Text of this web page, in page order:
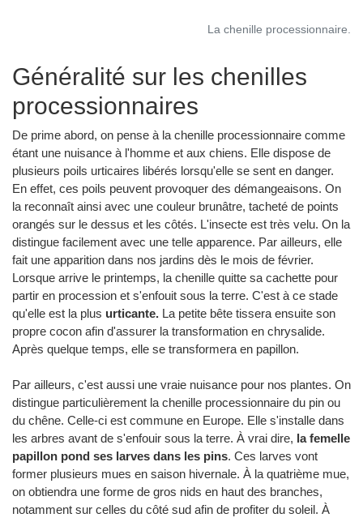
La chenille processionnaire.
Généralité sur les chenilles
processionnaires
De prime abord, on pense à la chenille processionnaire comme
étant une nuisance à l'homme et aux chiens. Elle dispose de
plusieurs poils urticaires libérés lorsqu'elle se sent en danger.
En effet, ces poils peuvent provoquer des démangeaisons. On
la reconnaît ainsi avec une couleur brunâtre, tacheté de points
orangés sur le dessus et les côtés. L'insecte est très velu. On la
distingue facilement avec une telle apparence. Par ailleurs, elle
fait une apparition dans nos jardins dès le mois de février.
Lorsque arrive le printemps, la chenille quitte sa cachette pour
partir en procession et s'enfouit sous la terre. C'est à ce stade
qu'elle est la plus urticante. La petite bête tissera ensuite son
propre cocon afin d'assurer la transformation en chrysalide.
Après quelque temps, elle se transformera en papillon.
Par ailleurs, c'est aussi une vraie nuisance pour nos plantes. On
distingue particulièrement la chenille processionnaire du pin ou
du chêne. Celle-ci est commune en Europe. Elle s'installe dans
les arbres avant de s'enfouir sous la terre. À vrai dire, la femelle
papillon pond ses larves dans les pins. Ces larves vont
former plusieurs mues en saison hivernale. À la quatrième mue,
on obtiendra une forme de gros nids en haut des branches,
notamment sur celles du côté sud afin de profiter du soleil. À